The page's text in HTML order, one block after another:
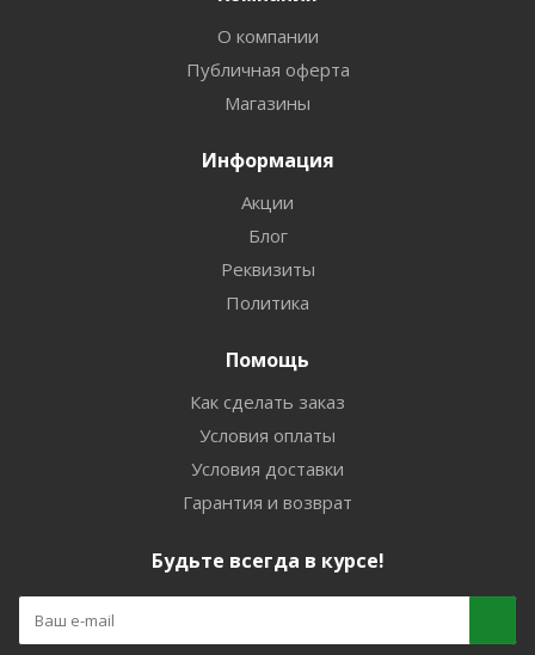
О компании
Публичная оферта
Магазины
Информация
Акции
Блог
Реквизиты
Политика
Помощь
Как сделать заказ
Условия оплаты
Условия доставки
Гарантия и возврат
Будьте всегда в курсе!